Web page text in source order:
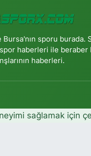
Bursa'nın sporu burada.
haberleri ile beraber
haberleri.
sağlamak için